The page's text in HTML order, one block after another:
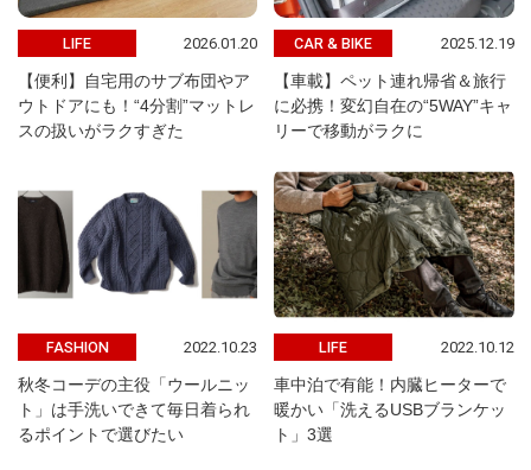
LIFE 2026.01.20
【便利】自宅用のサブ布団やア
ウトドアにも！“4分割”マットレ
スの扱いがラクすぎた
CAR & BIKE 2025.12.19
【車載】ペット連れ帰省＆旅行
に必携！変幻自在の“5WAY”キャ
リーで移動がラクに
FASHION 2022.10.23
秋冬コーデの主役「ウールニッ
ト」は手洗いできて毎日着られ
るポイントで選びたい
LIFE 2022.10.12
車中泊で有能！内臓ヒーターで
暖かい「洗えるUSBブランケッ
ト」3選